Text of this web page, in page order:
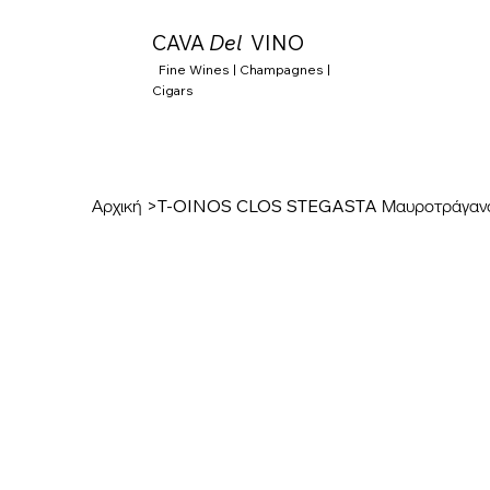
CAVA Del VINO
Fine Wines | Champagnes |
Cigars
Αρχική >T-OINOS CLOS STEGASTA